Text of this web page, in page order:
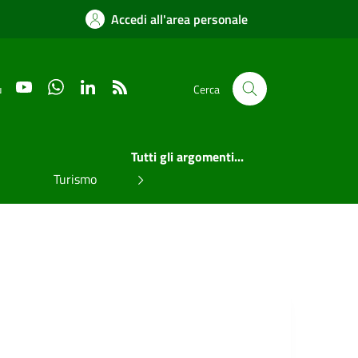
Accedi all'area personale
YouTube WhatsAppLinkedIn Cerca
Turismo
Tutti gli argomenti...